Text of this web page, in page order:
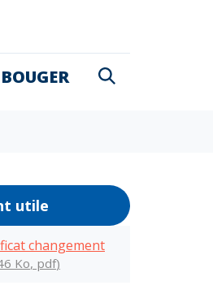
utile
changement
Ko, pdf